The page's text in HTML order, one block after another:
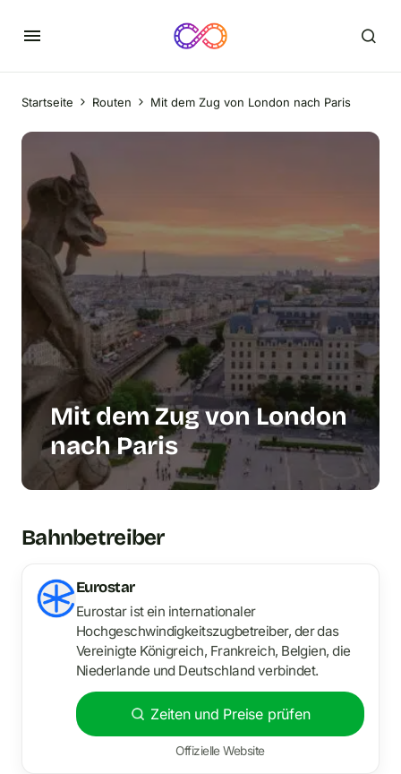
Startseite Routen Mit dem Zug von London nach Paris
Mit dem Zug von London
nach Paris
Bahnbetreiber
Eurostar
Eurostar ist ein internationaler
Hochgeschwindigkeitszugbetreiber, der das
Vereinigte Königreich, Frankreich, Belgien, die
Niederlande und Deutschland verbindet.
Zeiten und Preise prüfen
Offizielle Website